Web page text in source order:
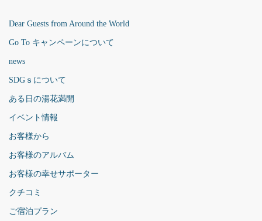
Dear Guests from Around the World
Go To キャンペーンについて
news
SDGｓについて
ある日の湯花満開
イベント情報
お客様から
お客様のアルバム
お客様の幸せサポーター
クチコミ
ご宿泊プラン